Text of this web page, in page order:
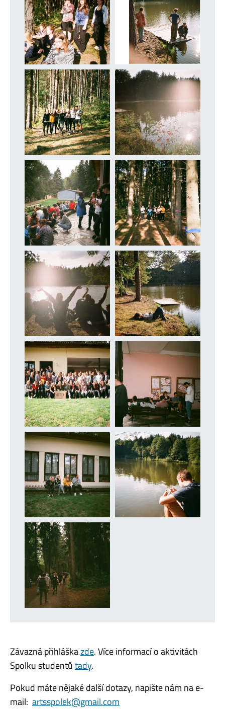
Závazná přihláškazde.Více informací o aktivitách
Spolku studentůtady.
Pokud máte nějaké další dotazy, napište nám na e-
mail: artsspolek@gmail.com